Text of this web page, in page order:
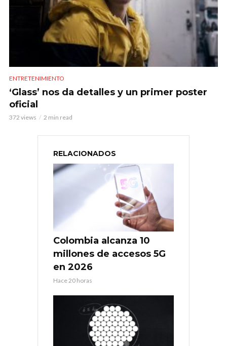
ENTRETENIMIENTO
‘Glass’ nos da detalles y un primer poster
oficial
372 views 2 min read
RELACIONADOS
Colombia alcanza 10
millones de accesos 5G
en 2026
Hace 20 horas